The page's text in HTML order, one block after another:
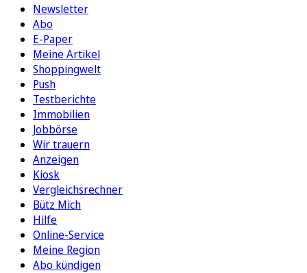
Newsletter
Abo
E-Paper
Meine Artikel
Shoppingwelt
Push
Testberichte
Immobilien
Jobbörse
Wir trauern
Anzeigen
Kiosk
Vergleichsrechner
Bütz Mich
Hilfe
Online-Service
Meine Region
Abo kündigen